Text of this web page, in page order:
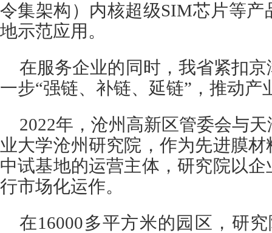
令集架构）内核超级SIM芯片等
地示范应用。
在服务企业的同时，我省紧扣
一步“强链、补链、延链”，推动产
2022年，沧州高新区管委会与
业大学沧州研究院，作为先进膜
中试基地的运营主体，研究院以
行市场化运作。
在16000多平方米的园区，研